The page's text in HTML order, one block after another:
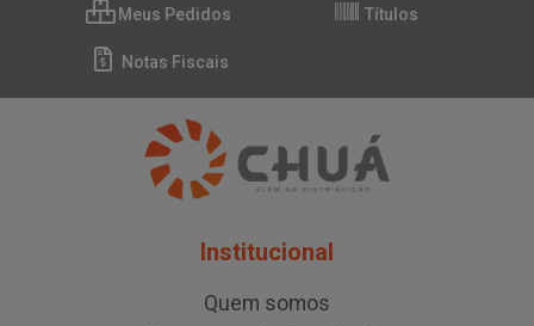
Meus Pedidos Títulos
Notas Fiscais
Institucional
Quem somos